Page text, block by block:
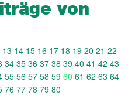
von
13 14 15 16 17 18 19 20 21 22
34 35 36 37 38 39 40 41 42 43
55 56 57 58 59 60 61 62 63 64
76 77 78 79 80